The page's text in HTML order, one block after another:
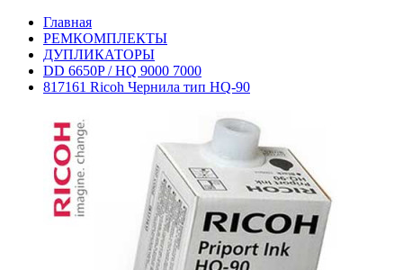
Главная
РЕМКОМПЛЕКТЫ
ДУПЛИКАТОРЫ
DD 6650P / HQ 9000 7000
817161 Ricoh Чернила тип HQ-90